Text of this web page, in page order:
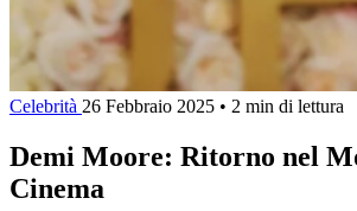
Celebrità 26 Febbraio 2025 • 2 min di lettura
Demi Moore: Ritorno nel
Cinema